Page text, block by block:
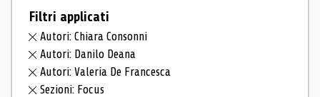
Filtri applicati
Autori: Chiara Consonni
Autori: Danilo Deana
Autori: Valeria De Francesca
Sezioni: Focus